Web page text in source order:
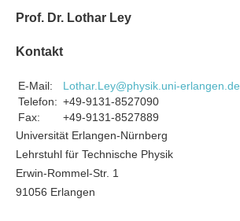
Prof. Dr. Lothar Ley
Kontakt
E-Mail:
Lothar.Ley@physik.uni-erlangen.de
Telefon: +49-9131-8527090
Fax:
+49-9131-8527889
Universität Erlangen-Nürnberg
Lehrstuhl für Technische Physik
Erwin-Rommel-Str. 1
91056 Erlangen